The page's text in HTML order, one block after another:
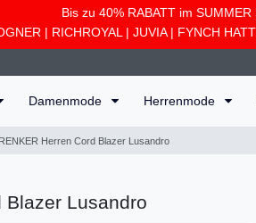
Bis zu 40% RABATT im SUMMER
| RICHROYAL | JUVIA| FYNCH
Damenmode Herrenmode
Herren Cord Blazer Lusandro
Blazer Lusandro